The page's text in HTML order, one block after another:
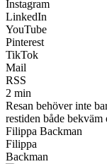
Instagram
LinkedIn
YouTube
Pinterest
TikTok
Mail
RSS
2 min
Resan behöver inte
restiden både
Filippa Backman
Filippa
Backman